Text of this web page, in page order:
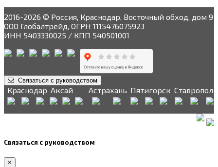
2016-2026 © Россия, Краснодар, Восточный обход, дом 9
ООО Глобалтрейд, ОГРН 1115476075923
ИНН 5403330025 / КПП 540501001
Связаться с руководством
Краснодар Аксай Астрахань Пятигорск Ставрополь
Связаться с руководством
×